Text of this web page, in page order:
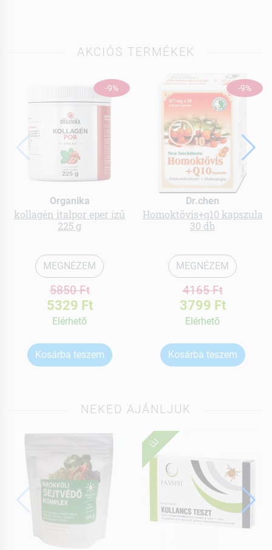
AKCIÓS TERMÉKEK
-9%
Organika
kollagén italpor eper ízű
225 g
MEGNÉZEM
5850 Ft
5329 Ft
Elérhetõ
Kosárba teszem
-9%
Dr.chen
Homoktövis+q10 kapszula
30 db
MEGNÉZEM
4165 Ft
3799 Ft
Elérhetõ
Kosárba teszem
NEKED AJÁNLJUK
ÚJ